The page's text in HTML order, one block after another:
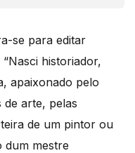
se para editar
historiador,
apaixonado pelo
de arte, pelas
de um pintor ou
dum mestre